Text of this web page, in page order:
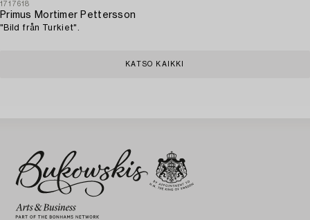
1717618
Primus Mortimer Pettersson
"Bild från Turkiet".
KATSO KAIKKI